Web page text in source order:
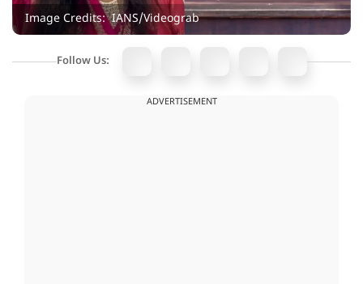
Image Credits: IANS/Videograb
Follow Us:
ADVERTISEMENT